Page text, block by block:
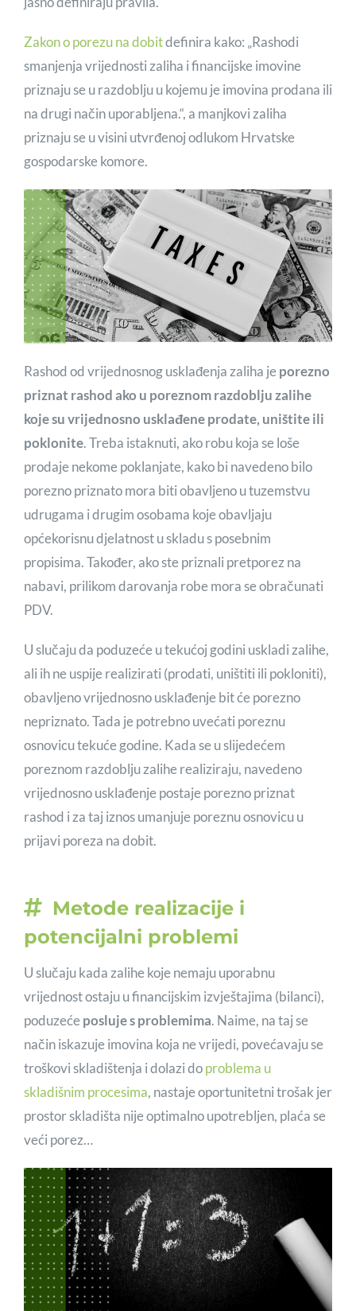
Zakon o porezu na dobitdefinira kako: „Rashodi
smanjenja vrijednosti zaliha i financijske imovine
priznaju se u razdoblju u kojemu je imovina prodana ili
na drugi način uporabljena.“, a manjkovi zaliha
priznaju se u visini utvrđenoj odlukom Hrvatske
gospodarske komore.
Rashod od vrijednosnog usklađenja zaliha jeporezno
priznat rashod ako u poreznom razdoblju zalihe
koje su vrijednosno usklađene prodate, uništite ili
poklonite. Treba istaknuti, ako robu koja se loše
prodaje nekome poklanjate, kako bi navedeno bilo
porezno priznato mora biti obavljeno u tuzemstvu
udrugama i drugim osobama koje obavljaju
općekorisnu djelatnost u skladu s posebnim
propisima. Također, ako ste priznali pretporez na
nabavi, prilikom darovanja robe mora se obračunati
PDV.
U slučaju da poduzeće u tekućoj godini uskladi zalihe,
ali ih ne uspije realizirati (prodati, uništiti ili pokloniti),
obavljeno vrijednosno usklađenje bit će porezno
nepriznato. Tada je potrebno uvećati poreznu
osnovicu tekuće godine. Kada se u slijedećem
poreznom razdoblju zalihe realiziraju, navedeno
vrijednosno usklađenje postaje porezno priznat
rashod i za taj iznos umanjuje poreznu osnovicu u
prijavi poreza na dobit.
Metode realizacije i
potencijalni problemi
U slučaju kada zalihe koje nemaju uporabnu
vrijednost ostaju u financijskim izvještajima (bilanci),
poduzećeposluje s problemima. Naime, na taj se
način iskazuje imovina koja ne vrijedi, povećavaju se
troškovi skladištenja i dolazi doproblema u
skladišnim procesima, nastaje oportunitetni trošak jer
prostor skladišta nije optimalno upotrebljen, plaća se
veći porez…